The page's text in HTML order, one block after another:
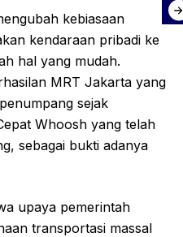
kebiasaan
kendaraan pribadi ke
hal yang mudah.
MRT Jakarta yang
sejak
Whoosh yang telah
sebagai bukti adanya
upaya pemerintah
transportasi massal